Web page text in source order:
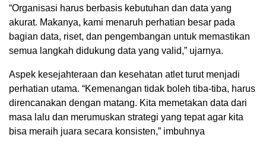
“Organisasi harus berbasis kebutuhan dan data yang
akurat. Makanya, kami menaruh perhatian besar pada
bagian data, riset, dan pengembangan untuk memastikan
semua langkah didukung data yang valid,” ujarnya.
Aspek kesejahteraan dan kesehatan atlet turut menjadi
perhatian utama. “Kemenangan tidak boleh tiba-tiba, harus
direncanakan dengan matang. Kita memetakan data dari
masa lalu dan merumuskan strategi yang tepat agar kita
bisa meraih juara secara konsisten,” imbuhnya